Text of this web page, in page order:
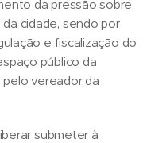
da pressão sobre
cidade, sendo por
e fiscalização do
público da
pelo vereador da
submeter à